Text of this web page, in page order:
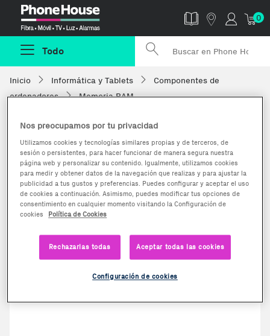
0
Todo
Inicio Informática y Tablets
Componentes de
ordenadores
Memoria RAM
Nos preocupamos por tu privacidad
Utilizamos cookies y tecnologías similares propias y de terceros, de
sesión o persistentes, para hacer funcionar de manera segura nuestra
página web y personalizar su contenido. Igualmente, utilizamos cookies
para medir y obtener datos de la navegación que realizas y para ajustar la
publicidad a tus gustos y preferencias. Puedes configurar y aceptar el uso
de cookies a continuación. Asimismo, puedes modificar tus opciones de
consentimiento en cualquier momento visitando la Configuración de
cookies
Política de Cookies
Rechazarlas todas Aceptar todas las cookies
Configuración de cookies